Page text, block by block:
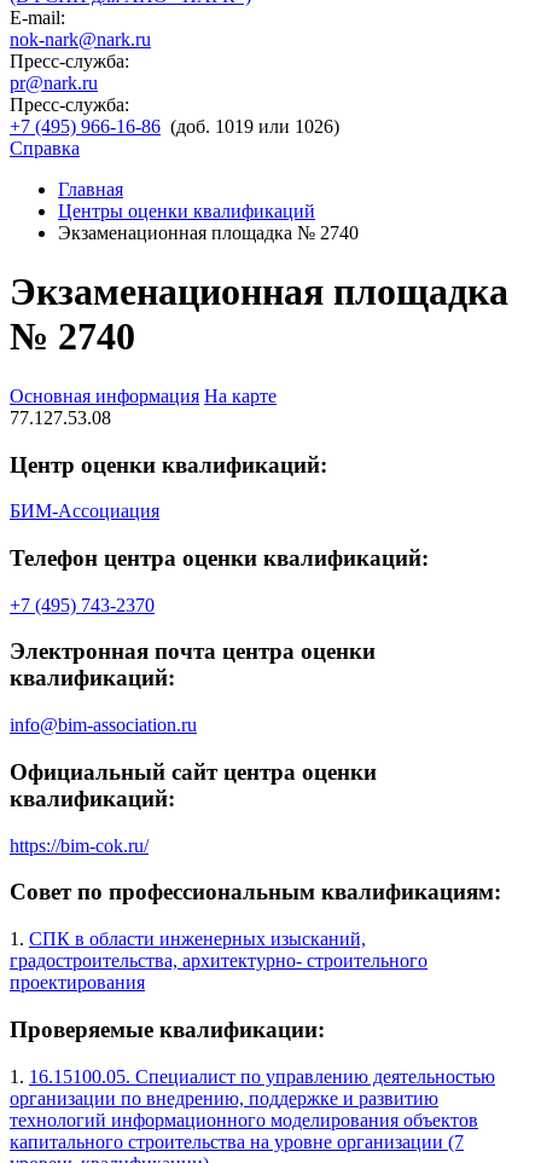
E-mail:
nok-nark@nark.ru
Пресс-служба:
pr@nark.ru
Пресс-служба:
+7 (495) 966-16-86 (доб. 1019 или 1026)
Справка
Главная
Центры оценки квалификаций
Экзаменационная площадка № 2740
Экзаменационная площадка
№ 2740
Основная информация На карте
77.127.53.08
Центр оценки квалификаций:
БИМ-Ассоциация
Телефон центра оценки квалификаций:
+7 (495) 743-2370
Электронная почта центра оценки
квалификаций:
info@bim-association.ru
Официальный сайт центра оценки
квалификаций:
https://bim-cok.ru/
Совет по профессиональным квалификациям:
1. СПК в области инженерных изысканий,
градостроительства, архитектурно- строительного
проектирования
Проверяемые квалификации:
1. 16.15100.05. Специалист по управлению деятельностью
организации по внедрению, поддержке и развитию
технологий информационного моделирования объектов
капитального строительства на уровне организации (7